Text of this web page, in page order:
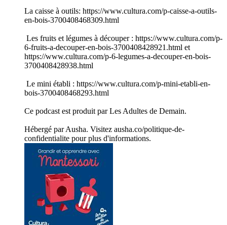
La caisse à outils: https://www.cultura.com/p-caisse-a-outils-
en-bois-3700408468309.html
Les fruits et légumes à découper : https://www.cultura.com/p-
6-fruits-a-decouper-en-bois-3700408428921.html et
https://www.cultura.com/p-6-legumes-a-decouper-en-bois-
3700408428938.html
Le mini établi : https://www.cultura.com/p-mini-etabli-en-
bois-3700408468293.html
Ce podcast est produit par Les Adultes de Demain.
Hébergé par Ausha. Visitez ausha.co/politique-de-
confidentialite pour plus d'informations.